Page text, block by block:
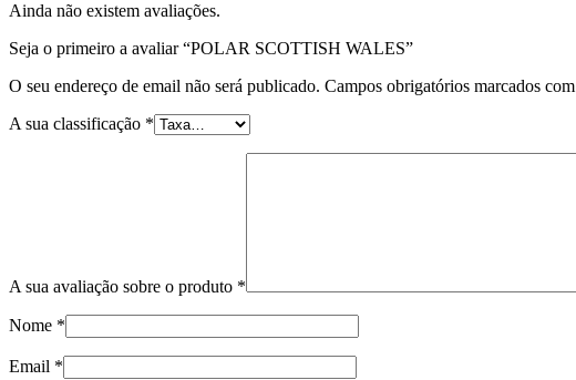
Ainda não existem avaliações.
Seja o primeiro a avaliar “POLAR SCOTTISH WALES”
O seu endereço de email não será publicado. Campos obrigatórios marcados com
A sua classificação *
A sua avaliação sobre o produto *
Nome *
Email *